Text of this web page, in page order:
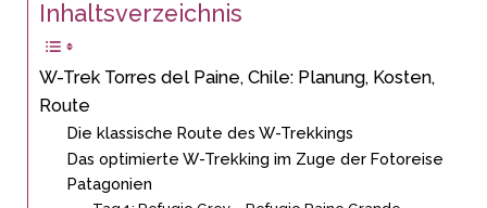
Inhaltsverzeichnis
W-Trek Torres del Paine, Chile: Planung, Kosten,
Route
Die klassische Route des W-Trekkings
Das optimierte W-Trekking im Zuge der Fotoreise
Patagonien